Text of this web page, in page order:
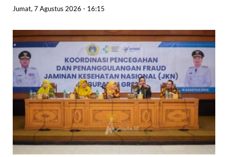
Jumat, 7 Agustus 2026 - 16:15